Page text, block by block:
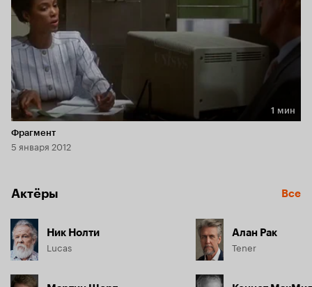
Длительность 1 мин
1 мин
Фрагмент
5 января 2012
Актёры Все
Ник Нолти
Lucas
Алан Рак
Tener